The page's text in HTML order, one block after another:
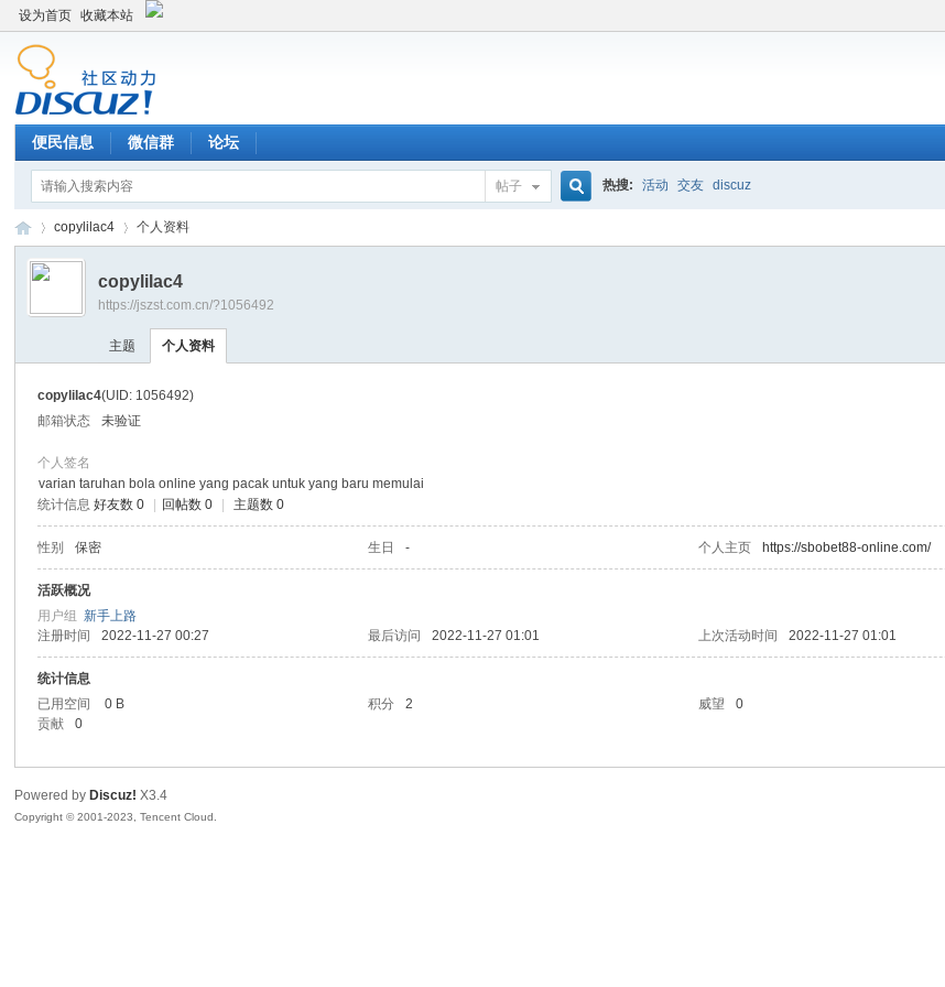
设为首页 收藏本站
便民信息 微信群 论坛
帖子 热搜: 活动 交友 discuz
›
copylilac4 个人资料
copylilac4
https://jszst.com.cn/?1056492
主题 个人资料
copylilac4(UID: 1056492)
邮箱状态
未验证
个人签名
varian taruhan bola online yang pacak untuk yang baru memulai
统计信息 好友数 0 回帖数 0 主题数 0
性别 保密 生日 - 个人主页 https://sbobet88-online.com/
活跃概况
用户组新手上路
注册时间
2022-11-27 00:27 最后访问 2022-11-27 01:01 上次活动时间 2022-11-27 01:01
统计信息
已用空间
0 B 积分 2 威望 0
贡献
0
Powered by Discuz! X3.4
Copyright © 2001-2023, Tencent Cloud.